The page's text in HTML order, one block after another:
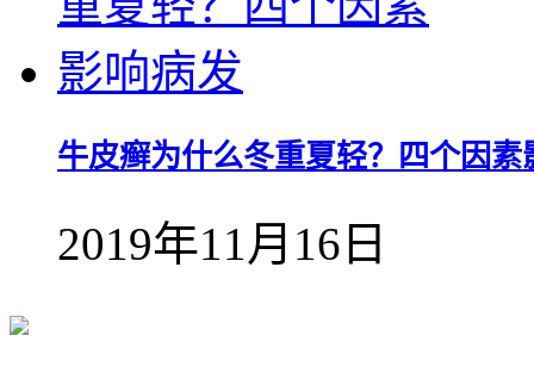
牛皮癣为什么冬重夏轻？四个因素
2019年11月16日